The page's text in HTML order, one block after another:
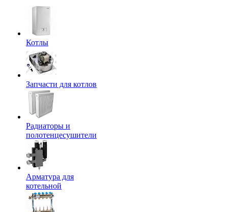
Котлы
Запчасти для котлов
Радиаторы и
полотенцесушители
Арматура для
котельной